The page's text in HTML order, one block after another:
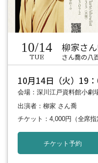
10/14
TUE
柳家さ
さん喬の八
10月14日（火）19
会場：深川江戸資料館小劇
出演者：柳家 さん喬
チケット：4,000円
（全席
チケット予約